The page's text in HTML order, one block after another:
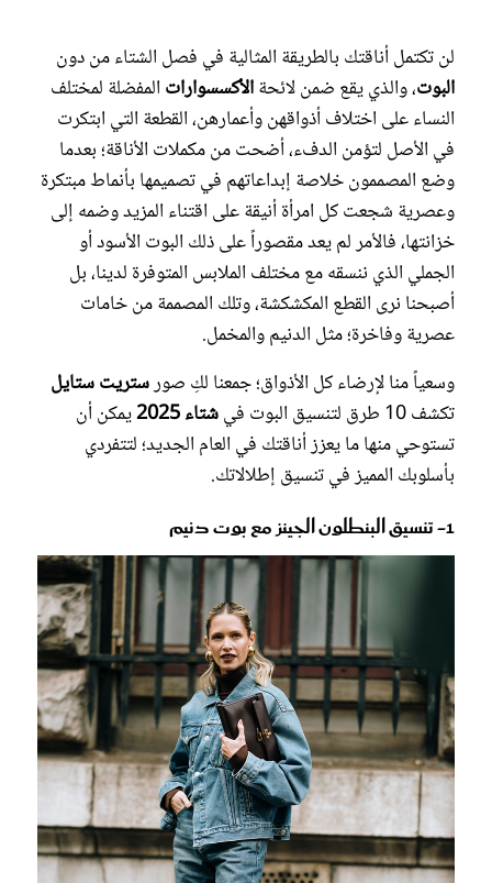
لن تكتمل أناقتك بالطريقة المثالية في فصل الشتاء من دون
البوت، والذي يقع ضمن لائحةالأكسسوارات المفضلة لمختلف
النساء على اختلاف أذواقهن وأعمارهن، القطعة التي ابتكرت
في الأصل لتؤمن الدفء، أضحت من مكملات الأناقة؛ بعدما
وضع المصممون خلاصة إبداعاتهم في تصميمها بأنماط مبتكرة
وعصرية شجعت كل امرأة أنيقة على اقتناء المزيد وضمه إلى
خزانتها، فالأمر لم يعد مقصوراً على ذلك البوت الأسود أو
الجملي الذي ننسقه مع مختلف الملابس المتوفرة لدينا، بل
أصبحنا نرى القطع المكشكشة، وتلك المصممة من خامات
عصرية وفاخرة؛ مثل الدنيم والمخمل.
وسعياً منا لإرضاء كل الأذواق؛ جمعنا لكِ صورستريت ستايل
تكشف 10 طرق لتنسيق البوت في
شتاء 2025
يمكن أن
تستوحي منها ما يعزز أناقتك في العام الجديد؛ لتتفردي
بأسلوبك المميز في تنسيق إطلالاتك.
1- تنسيق البنطلون الجينز مع بوت دنيم
مجلة سيدتي
غلاف رفمي